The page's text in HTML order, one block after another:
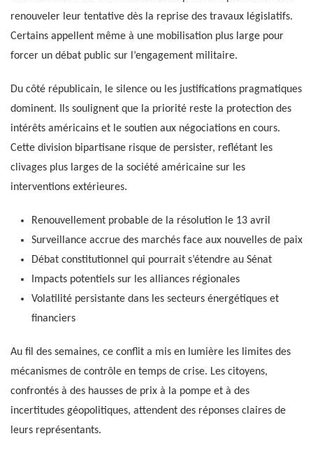
renouveler leur tentative dès la reprise des travaux législatifs.
Certains appellent même à une mobilisation plus large pour
forcer un débat public sur l’engagement militaire.
Du côté républicain, le silence ou les justifications pragmatiques
dominent. Ils soulignent que la priorité reste la protection des
intérêts américains et le soutien aux négociations en cours.
Cette division bipartisane risque de persister, reflétant les
clivages plus larges de la société américaine sur les
interventions extérieures.
Renouvellement probable de la résolution le 13 avril
Surveillance accrue des marchés face aux nouvelles de paix
Débat constitutionnel qui pourrait s’étendre au Sénat
Impacts potentiels sur les alliances régionales
Volatilité persistante dans les secteurs énergétiques et
financiers
Au fil des semaines, ce conflit a mis en lumière les limites des
mécanismes de contrôle en temps de crise. Les citoyens,
confrontés à des hausses de prix à la pompe et à des
incertitudes géopolitiques, attendent des réponses claires de
leurs représentants.